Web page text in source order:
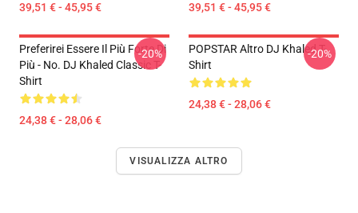
39,51 € - 45,95 € 39,51 € - 45,95 €
Preferirei Essere Il Più Forte Di
Più - No. DJ Khaled Classic T-
Shirt
24,38 € - 28,06 €
-20%
POPSTAR Altro DJ Khaled T-
Shirt
24,38 € - 28,06 €
-20%
VISUALIZZA ALTRO